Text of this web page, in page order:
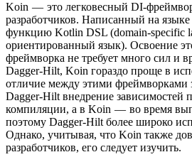
Koin — это легковесный DI-
разработчиков. Написанный на
функцию Kotlin DSL (domain-specific
ориентированный язык). Освоение
фреймворка не требует много сил и
Dagger-Hilt, Koin гораздо проще в
отличие между этими фреймворками
Dagger-Hilt внедрение зависимостей
компиляции, а в Koin — во время
поэтому Dagger-Hilt более широко
Однако, учитывая, что Koin также
разработчиков, его следует изучить.